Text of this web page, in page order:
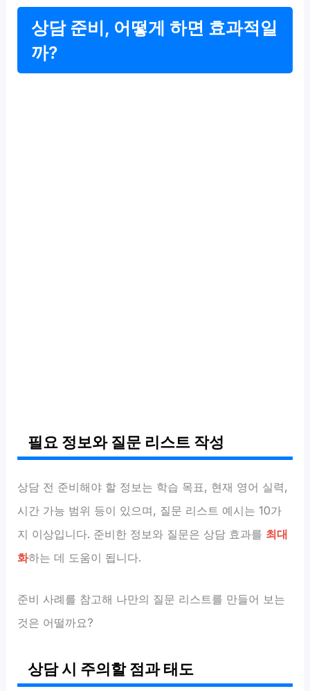
상담 준비, 어떻게 하면 효과적일
까?
필요 정보와 질문 리스트 작성
상담 전 준비해야 할 정보는 학습 목표, 현재 영어 실력,
시간 가능 범위 등이 있으며, 질문 리스트 예시는 10가
지 이상입니다. 준비한 정보와 질문은 상담 효과를 최대
화하는 데 도움이 됩니다.
준비 사례를 참고해 나만의 질문 리스트를 만들어 보는
것은 어떨까요?
상담 시 주의할 점과 태도